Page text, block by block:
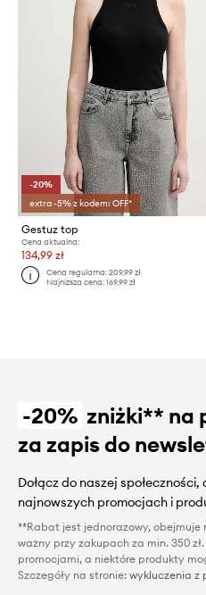
-20%
extra -5% z kodem: OFF*
Gestuz top
Cena aktualna:
134,99 zł
Cena regularna:209,99 zł
Najniższa cena:169,99 zł
-20% zniżki** na
za zapis do
Dołącz do naszej
najnowszych promocjach i
**Rabat jest jednorazowy,
ważny przy zakupach za min. 350
promocjami, a niektóre produkty
Szczegóły na stronie: wykluczenia z